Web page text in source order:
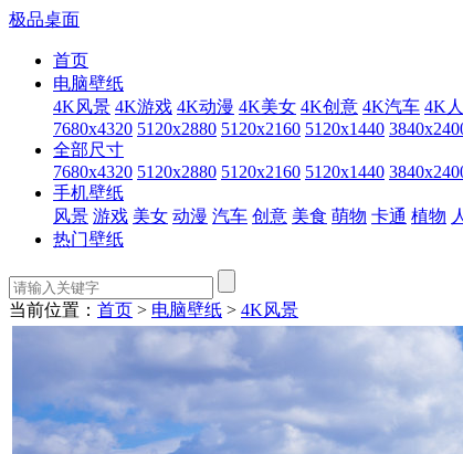
极品桌面
首页
电脑壁纸
4K风景 4K游戏 4K动漫 4K美女 4K创意 4K汽车 4K
7680x4320 5120x2880 5120x2160 5120x1440
全部尺寸
7680x4320 5120x2880 5120x2160 5120x1440
手机壁纸
风景 游戏 美女 动漫 汽车 创意 美食 萌物 卡通 植物
热门壁纸
当前位置： 首页 > 电脑壁纸 > 4K风景